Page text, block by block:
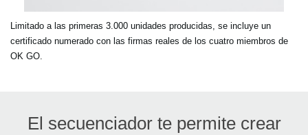
Limitado a las primeras 3.000 unidades producidas, se incluye un
certificado numerado con las firmas reales de los cuatro miembros de
OK GO.
El secuenciador te permite crear